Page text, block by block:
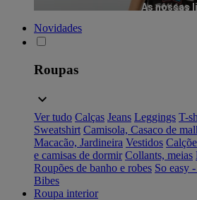
As nossas
Novidades
Roupas
Ver tudo Calças Jeans Leggings T-
Sweatshirt Camisola, Casaco de
Macacão, Jardineira Vestidos
e camisas de dormir Collants, meias
Roupões de banho e robes So easy
Bibes
Roupa interior